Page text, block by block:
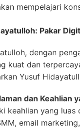
mempelajari
Pakar
dengan
kuat dan
Yusuf
dan Keahlian
keahlian yang luas
email